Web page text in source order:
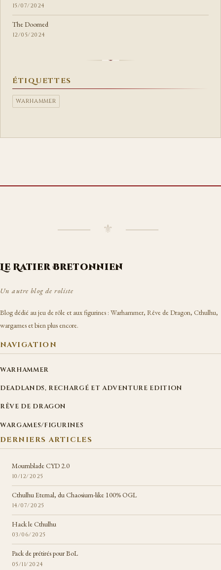
15/07/2024
The Doomed
12/05/2024
ÉTIQUETTES
WARHAMMER
⸻ ⚜ ⸻
Le Ratier Bretonnien
Un autre blog de roliste
Blog dédié au jeu de rôle et aux figurines : Warhammer, Rêve de Dragon, Cthulhu,
wargames et bien plus encore.
NAVIGATION
WARHAMMER
DEADLANDS, RECHARGÉ ET ADVENTURE EDITION
RÊVE DE DRAGON
WARGAMES/FIGURINES
DERNIERS ARTICLES
Mournblade CYD 2.0
10/12/2025
Cthulhu Eternal, du Chaosium-like 100% OGL
14/07/2025
Hack le Cthulhu
03/06/2025
Pack de prétirés pour BoL
05/11/2024